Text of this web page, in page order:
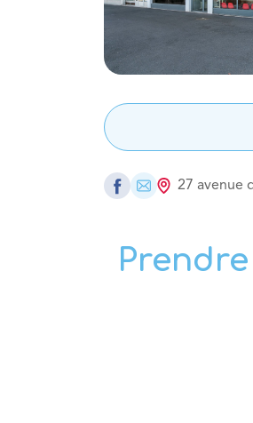
27 avenue